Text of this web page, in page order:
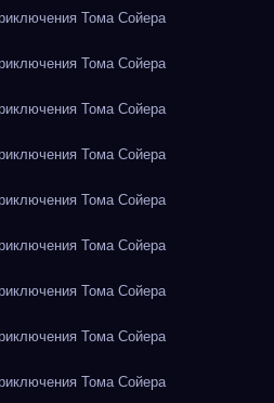
Тома Сойера
Тома Сойера
Тома Сойера
Тома Сойера
Тома Сойера
Тома Сойера
Тома Сойера
Тома Сойера
Тома Сойера